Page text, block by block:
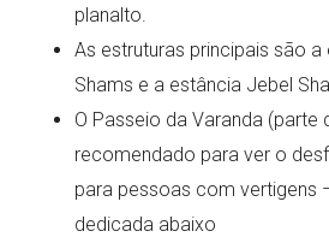
planalto.
As estruturas principais são
Shams e a estância Jebel
O Passeio da Varanda (parte
recomendado para ver o
para pessoas com vertigens
dedicada abaixo